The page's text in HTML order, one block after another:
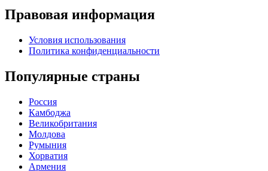
Правовая информация
Условия использования
Политика конфиденциальности
Популярные страны
Россия
Камбоджа
Великобритания
Молдова
Румыния
Хорватия
Армения